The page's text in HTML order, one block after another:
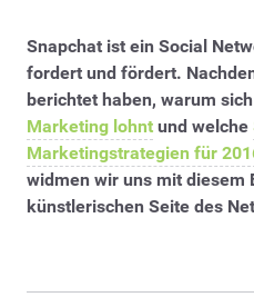
Snapchat ist ein Social
fordert und fördert.
berichtet haben, warum sich
Marketing lohnt und welche
Marketingstrategien für
widmen wir uns mit diesem
künstlerischen Seite des